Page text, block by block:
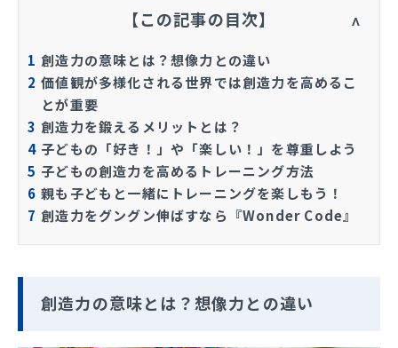
【この記事の目次】
1 創造力の意味とは？想像力との違い
2 価値観が多様化される世界では創造力を高めるこ
とが重要
3 創造力を鍛えるメリットとは？
4 子どもの「好き！」や「楽しい！」を尊重しよう
5 子どもの創造力を高めるトレーニング方法
6 親も子どもと一緒にトレーニングを楽しもう！
7 創造力をグングン伸ばすなら『Wonder Code』
創造力の意味とは？想像力との違い